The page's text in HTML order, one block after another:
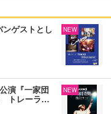
ゲストとし
NEW
演『一家団
トレーラ…
NEW